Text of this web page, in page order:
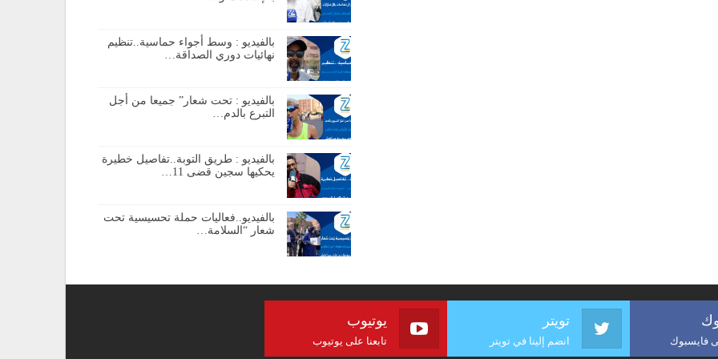
بالفيديو : وسط أجواء حماسية..تنظيم
نهائيات دوري الصداقة…
بالفيديو : تحت شعار” جميعا من أجل
التبرع بالدم…
بالفيديو : طريق التوبة..تفاصيل خطيرة
يحكيها سجين قضى 11…
بالفيديو..فعاليات حملة تحسيسية تحت
شعار “السلامة…
فايسبوك
تويتر
انضم إلينا في تويتر
يوتيوب
تابعنا على يوتيوب